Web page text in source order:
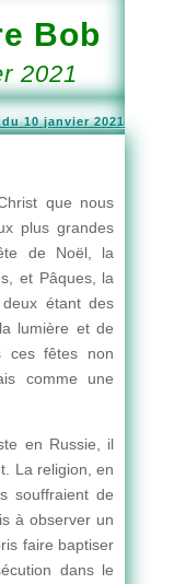
Bob
2021
10 janvier 2021
que nous
plus grandes
de Noël, la
et Pâques, la
étant des
lumière et de
ces fêtes non
comme une
en Russie, il
La religion, en
souffraient de
à observer un
faire baptiser
dans le